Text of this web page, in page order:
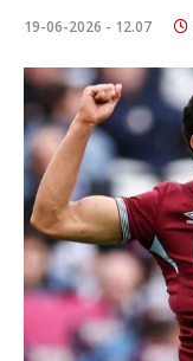
19-06-2026 - 12.07